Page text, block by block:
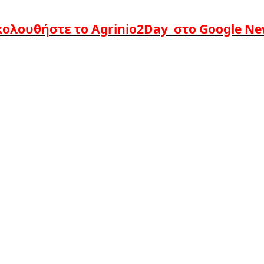
το Agrinio2Day στο Google